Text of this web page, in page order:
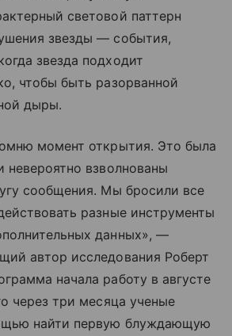
световой паттерн
звезды — события,
звезда подходит
чтобы быть разорванной
дыры.
момент открытия. Это была
невероятно взволнованы
сообщения. Мы бросили все
разные инструменты
данных», —
автор исследования Роберт
начала работу в августе
через три месяца ученые
найти первую блуждающую